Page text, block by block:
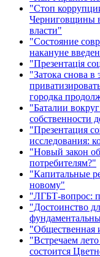
"Стоп
Черниговщины
власти"
"Состояние
накануне
"Презентація
"Затока снова
городка
"Баталии
собственности
"Презентация
исследования:
"Новый закон об
потребителям?"
"Капитальные
новому"
"ЛГБТ-вопрос:
"Достоинство
"Общественная
"Встречаем
состоится